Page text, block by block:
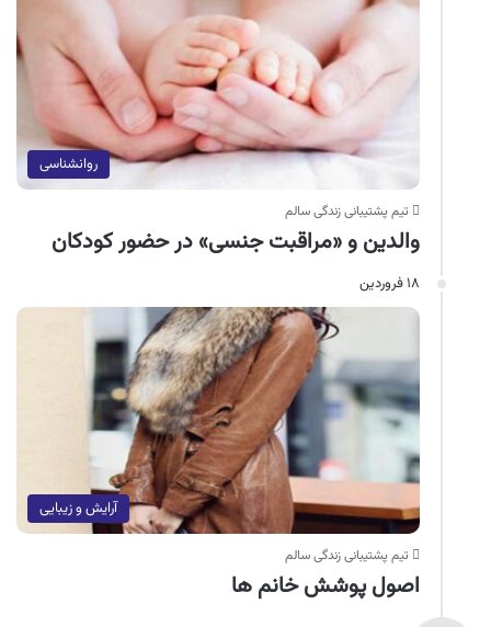
روانشناسی
تیم پشتیبانی زندگی سالم
والدین و «مراقبت جنسی» در حضور کودکان
۱۸ فروردین
آرایش و زیبایی
تیم پشتیبانی زندگی سالم
اصول پوشش خانم ها